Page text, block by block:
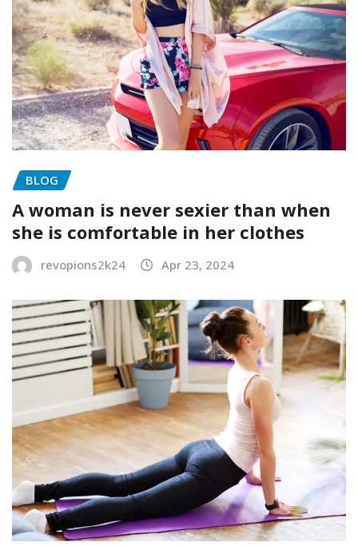
BLOG
A woman is never sexier than when
she is comfortable in her clothes
revopions2k24 Apr 23, 2024